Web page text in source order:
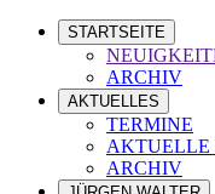
STARTSEITE
ARCHIV
AKTUELLES
TERMINE
AKTUELLE
ARCHIV